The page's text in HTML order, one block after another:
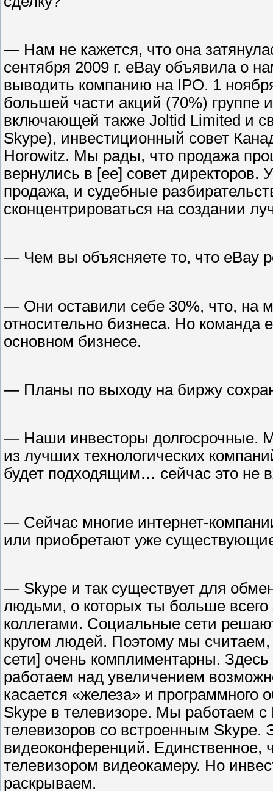
— Нам не кажется, что она
сентября 2009 г. eBay объявила о
выводить компанию на IPO. 1
большей части акций (70%) группе
включающей также Joltid Limited и
Skype), инвестиционный совет
Horowitz. Мы рады, что продажа
вернулись в [ее] совет директоров.
продажа, и судебные
сконцентрироваться на создании
— Чем вы объясняете то, что eBay
— Они оставили себе 30%, что, на
относительно бизнеса. Но команда
основном бизнесе.
— Планы по выходу на биржу
— Наши инвесторы долгосрочные.
из лучших технологических
будет подходящим… сейчас это не
— Сейчас многие интернет-
или приобретают уже
— Skype и так существует для
людьми, о которых ты больше
коллегами. Социальные сети
кругом людей. Поэтому мы
сети] очень комплиментарны.
работаем над увеличением
касается «железа» и
Skype в телевизоре. Мы работаем с
телевизоров со встроенным Skype.
видеоконференций. Единственное,
телевизором видеокамеру. Но
раскрываем.